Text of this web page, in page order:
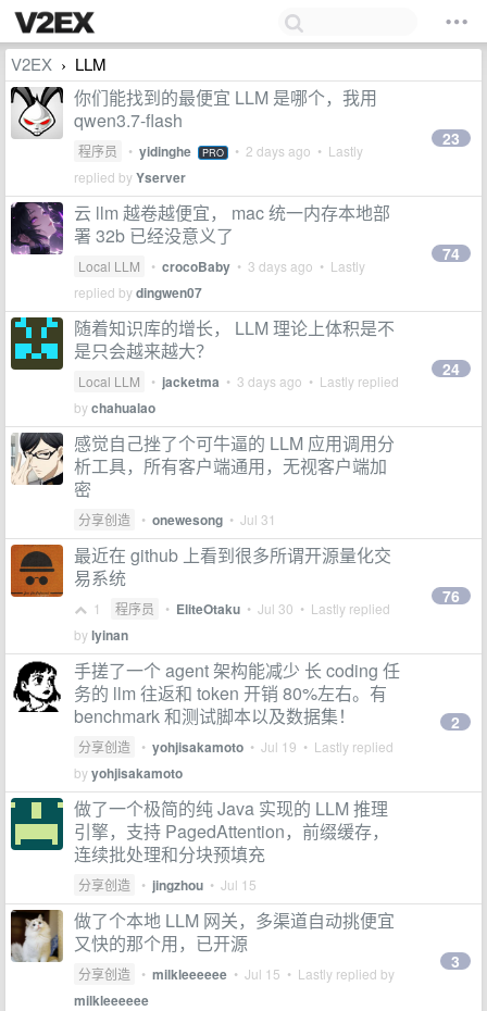
V2EX › LLM
你们能找到的最便宜 LLM 是哪个，我用
qwen3.7-flash
程序员 • yidinghe PRO • 2 days ago • Lastly
replied byYserver
23
云 llm 越卷越便宜， mac 统一内存本地部
署 32b 已经没意义了
Local LLM • crocoBaby • 3 days ago • Lastly
replied bydingwen07
74
随着知识库的增长， LLM 理论上体积是不
是只会越来越大？
Local LLM • jacketma • 3 days ago • Lastly replied
bychahualao
24
感觉自己挫了个可牛逼的 LLM 应用调用分
析工具，所有客户端通用，无视客户端加
密
分享创造 • onewesong • Jul 31
最近在 github 上看到很多所谓开源量化交
易系统
1 程序员 • EliteOtaku • Jul 30 • Lastly replied
bylyinan
76
手搓了一个 agent 架构能减少 长 coding 任
务的 llm 往返和 token 开销 80%左右。有
benchmark 和测试脚本以及数据集！
分享创造 • yohjisakamoto • Jul 19 • Lastly replied
byyohjisakamoto
2
做了一个极简的纯 Java 实现的 LLM 推理
引擎，支持 PagedAttention，前缀缓存，
连续批处理和分块预填充
分享创造 • jingzhou • Jul 15
做了个本地 LLM 网关，多渠道自动挑便宜
又快的那个用，已开源
分享创造 • milkleeeeee • Jul 15 • Lastly replied by
milkleeeeee
3